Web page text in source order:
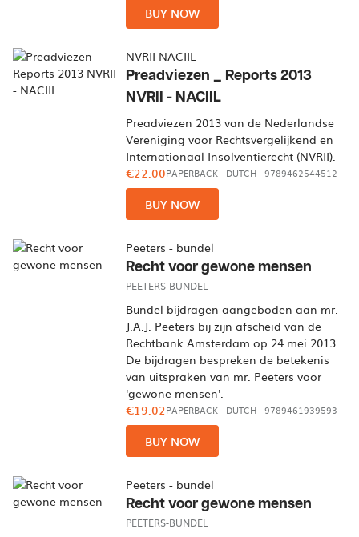
BUY NOW
NVRII NACIIL
Preadviezen _ Reports 2013
NVRII - NACIIL
Preadviezen 2013 van de Nederlandse
Vereniging voor Rechtsvergelijkend en
Internationaal Insolventierecht (NVRII).
€22.00PAPERBACK- DUTCH- 9789462544512
BUY NOW
Peeters - bundel
Recht voor gewone mensen
PEETERS-BUNDEL
Bundel bijdragen aangeboden aan mr.
J.A.J. Peeters bij zijn afscheid van de
Rechtbank Amsterdam op 24 mei 2013.
De bijdragen bespreken de betekenis
van uitspraken van mr. Peeters voor
'gewone mensen'.
€19.02PAPERBACK- DUTCH- 9789461939593
BUY NOW
Peeters - bundel
Recht voor gewone mensen
PEETERS-BUNDEL